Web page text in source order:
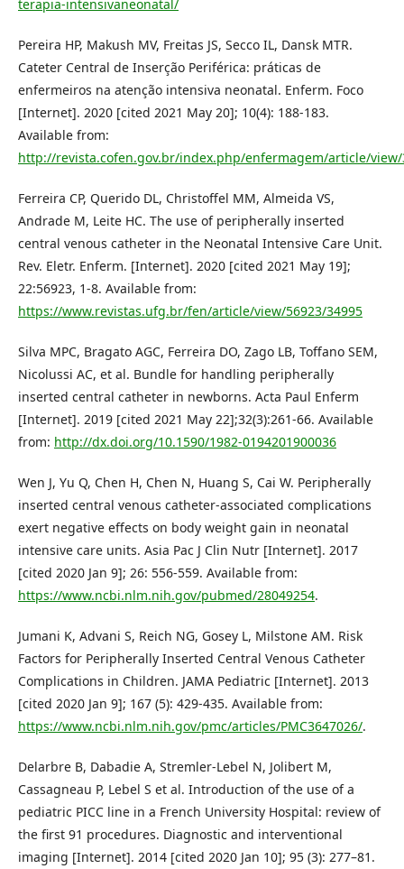
terapia-intensivaneonatal/
Pereira HP, Makush MV, Freitas JS, Secco IL, Dansk MTR.
Cateter Central de Inserção Periférica: práticas de
enfermeiros na atenção intensiva neonatal. Enferm. Foco
[Internet]. 2020 [cited 2021 May 20]; 10(4): 188-183.
Available from:
http://revista.cofen.gov.br/index.php/enfermagem/article/view/
Ferreira CP, Querido DL, Christoffel MM, Almeida VS,
Andrade M, Leite HC. The use of peripherally inserted
central venous catheter in the Neonatal Intensive Care Unit.
Rev. Eletr. Enferm. [Internet]. 2020 [cited 2021 May 19];
22:56923, 1-8. Available from:
https://www.revistas.ufg.br/fen/article/view/56923/34995
Silva MPC, Bragato AGC, Ferreira DO, Zago LB, Toffano SEM,
Nicolussi AC, et al. Bundle for handling peripherally
inserted central catheter in newborns. Acta Paul Enferm
[Internet]. 2019 [cited 2021 May 22];32(3):261-66. Available
from: http://dx.doi.org/10.1590/1982-0194201900036
Wen J, Yu Q, Chen H, Chen N, Huang S, Cai W. Peripherally
inserted central venous catheter-associated complications
exert negative effects on body weight gain in neonatal
intensive care units. Asia Pac J Clin Nutr [Internet]. 2017
[cited 2020 Jan 9]; 26: 556-559. Available from:
https://www.ncbi.nlm.nih.gov/pubmed/28049254.
Jumani K, Advani S, Reich NG, Gosey L, Milstone AM. Risk
Factors for Peripherally Inserted Central Venous Catheter
Complications in Children. JAMA Pediatric [Internet]. 2013
[cited 2020 Jan 9]; 167 (5): 429-435. Available from:
https://www.ncbi.nlm.nih.gov/pmc/articles/PMC3647026/.
Delarbre B, Dabadie A, Stremler-Lebel N, Jolibert M,
Cassagneau P, Lebel S et al. Introduction of the use of a
pediatric PICC line in a French University Hospital: review of
the first 91 procedures. Diagnostic and interventional
imaging [Internet]. 2014 [cited 2020 Jan 10]; 95 (3): 277–81.